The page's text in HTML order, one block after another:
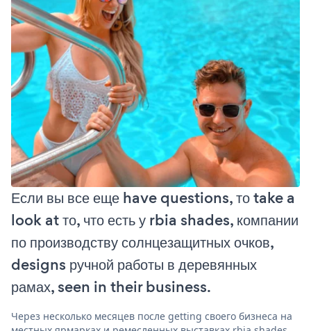
Если вы все еще have questions, то take a
look at то, что есть у rbia shades, компании
по производству солнцезащитных очков,
designs ручной работы в деревянных
рамах, seen in their business.
Через несколько месяцев после getting своего бизнеса на